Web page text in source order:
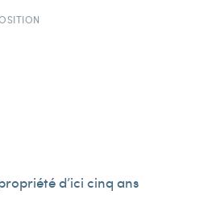
d’ici cinq ans